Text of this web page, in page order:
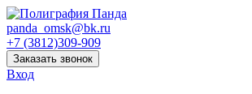
panda_omsk@bk.ru
+7 (3812)309-909
Заказать звонок
Вход